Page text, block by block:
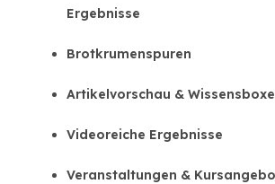
Ergebnisse
Brotkrumenspuren
Artikelvorschau &
Videoreiche Ergebnisse
Veranstaltungen &